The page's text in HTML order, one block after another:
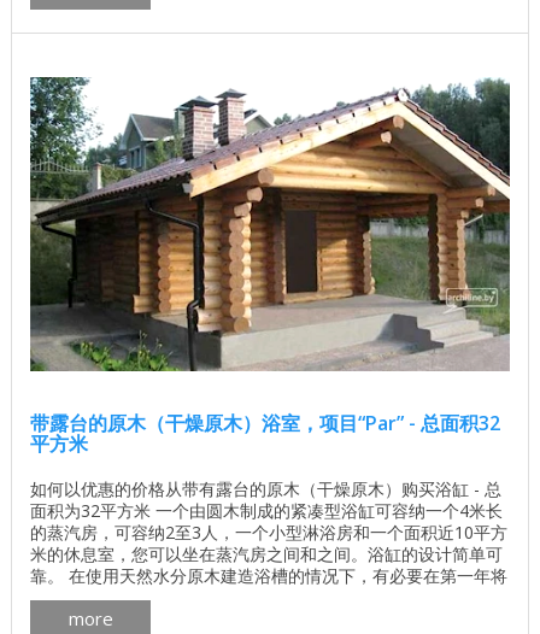
带露台的原木（干燥原木）浴室，项目“Par” - 总面积32
平方米
如何以优惠的价格从带有露台的原木（干燥原木）购买浴缸 - 总
面积为32平方米 一个由圆木制成的紧凑型浴缸可容纳一个4米长
的蒸汽房，可容纳2至3人，一个小型淋浴房和一个面积近10平方
米的休息室，您可以坐在蒸汽房之间和之间。浴缸的设计简单可
靠。 在使用天然水分原木建造浴槽的情况下，有必要在第一年将
箱子放在地基上并用厚重的屋顶覆盖。使用技术干燥日志，这个
浴缸可以在一个月内建成 - 另一个并开始加热它。 浴 房间数量
more